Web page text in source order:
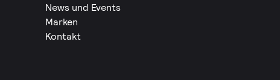
News und Events
Marken
Kontakt